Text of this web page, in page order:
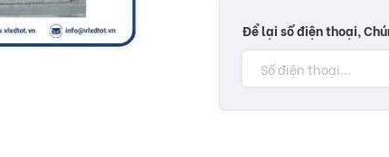
Để lại số điện thoại,